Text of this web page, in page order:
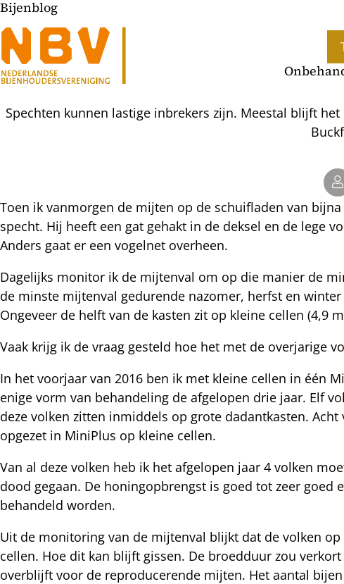
Bijenblog
Spechten kunnen lastige inbrekers zijn. Meestal blijft
Toen ik vanmorgen de mijten op de schuifladen van
specht. Hij heeft een gat gehakt in de deksel en de lege
Anders gaat er een vogelnet overheen.
Dagelijks monitor ik de mijtenval om op die manier de
de minste mijtenval gedurende nazomer, herfst en
Ongeveer de helft van de kasten zit op kleine cellen (4,9
Vaak krijg ik de vraag gesteld hoe het met de overjarige
In het voorjaar van 2016 ben ik met kleine cellen in één
enige vorm van behandeling de afgelopen drie jaar. Elf
deze volken zitten inmiddels op grote dadantkasten.
opgezet in MiniPlus op kleine cellen.
Van al deze volken heb ik het afgelopen jaar 4 volken
dood gegaan. De honingopbrengst is goed tot zeer
behandeld worden.
Uit de monitoring van de mijtenval blijkt dat de volken
cellen. Hoe dit kan blijft gissen. De broedduur zou
overblijft voor de reproducerende mijten. Het aantal